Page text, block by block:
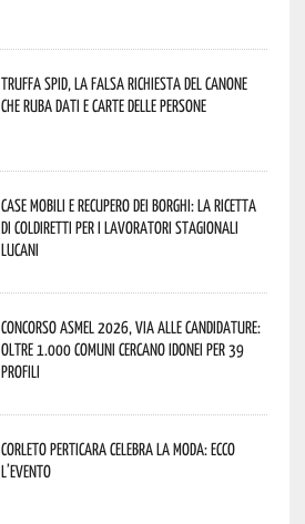
Truffa Spid, la falsa richiesta del canone
che ruba dati e carte delle persone
Case mobili e recupero dei borghi: la ricetta
di Coldiretti per i lavoratori stagionali
lucani
Concorso Asmel 2026, via alle candidature:
oltre 1.000 Comuni cercano idonei per 39
profili
Corleto Perticara celebra la moda: ecco
l’evento